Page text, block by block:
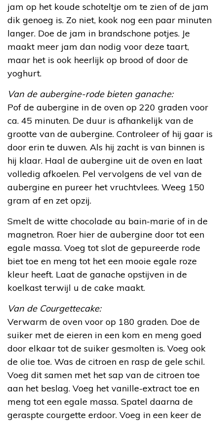
jam op het koude schoteltje om te zien of de jam
dik genoeg is. Zo niet, kook nog een paar minuten
langer. Doe de jam in brandschone potjes. Je
maakt meer jam dan nodig voor deze taart,
maar het is ook heerlijk op brood of door de
yoghurt.
Van de aubergine-rode bieten ganache:
Pof de aubergine in de oven op 220 graden voor
ca. 45 minuten. De duur is afhankelijk van de
grootte van de aubergine. Controleer of hij gaar is
door erin te duwen. Als hij zacht is van binnen is
hij klaar. Haal de aubergine uit de oven en laat
volledig afkoelen. Pel vervolgens de vel van de
aubergine en pureer het vruchtvlees. Weeg 150
gram af en zet opzij.
Smelt de witte chocolade au bain-marie of in de
magnetron. Roer hier de aubergine door tot een
egale massa. Voeg tot slot de gepureerde rode
biet toe en meng tot het een mooie egale roze
kleur heeft. Laat de ganache opstijven in de
koelkast terwijl u de cake maakt.
Van de Courgettecake:
Verwarm de oven voor op 180 graden. Doe de
suiker met de eieren in een kom en meng goed
door elkaar tot de suiker gesmolten is. Voeg ook
de olie toe. Was de citroen en rasp de gele schil.
Voeg dit samen met het sap van de citroen toe
aan het beslag. Voeg het vanille-extract toe en
meng tot een egale massa. Spatel daarna de
geraspte courgette erdoor. Voeg in een keer de